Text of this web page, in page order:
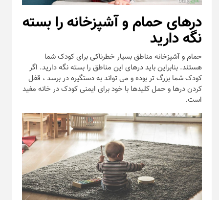
درهای حمام و آشپزخانه را بسته
نگه دارید
حمام و آشپزخانه مناطق بسیار خطرناکی برای کودک شما
هستند. بنابراین باید درهای این مناطق را بسته نگه دارید. اگر
کودک شما بزرگ تر بوده و می تواند به دستگیره در برسد ، قفل
کردن درها و حمل کلیدها با خود برای ایمنی کودک در خانه مفید
است.